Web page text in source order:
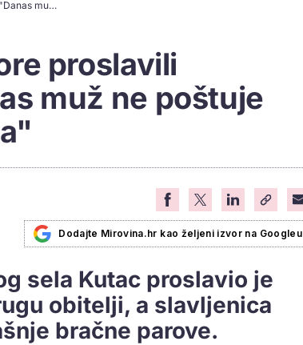
Umirovljenici iz Zagore proslavili dijamantni pir: "Danas muž ne poštuje ženu, a ni žena muža"
proslavili
muž ne poštuje
Dodajte Mirovina.hr kao željeni izvor na Googleu
sela Kutac proslavio je
obitelji, a slavljenica
bračne parove.